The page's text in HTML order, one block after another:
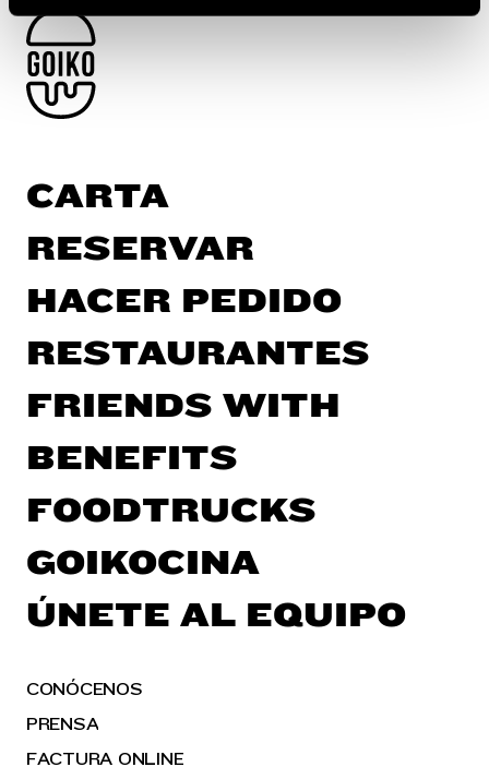
"Rechazar todas las cookies". Si quieres configurarlas,
en laPolítica de Cookies
en diferentes navegadores.
CARTA
RESERVAR
HACER PEDIDO
RESTAURANTES
FRIENDS WITH
BENEFITS
FOODTRUCKS
GOIKOCINA
ÚNETE AL EQUIPO
CONÓCENOS
PRENSA
FACTURA ONLINE